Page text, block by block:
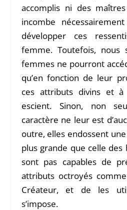
accomplis ni des
incombe
développer ces
femme. Toutefois, nous
femmes ne pourront
qu’en fonction de leur
ces attributs divins et
escient. Sinon, non
caractère ne leur est
outre, elles endossent
plus grande que celle
sont pas capables de
attributs octroyés
Créateur, et de les
s’impose.